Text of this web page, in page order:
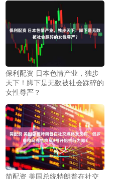
保利配资 日本色情产业，独步
天下！脚下是无数被社会踩碎的
女性尊严？
简配资 美国总统特朗普在社交